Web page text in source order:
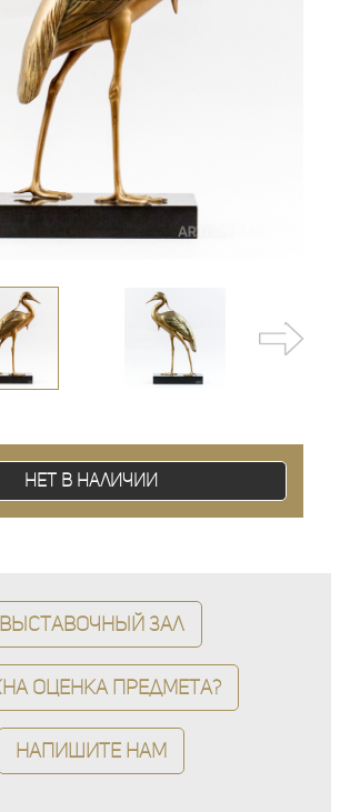
Нет в наличии
Выставочный зал
оценка предмета?
Напишите нам